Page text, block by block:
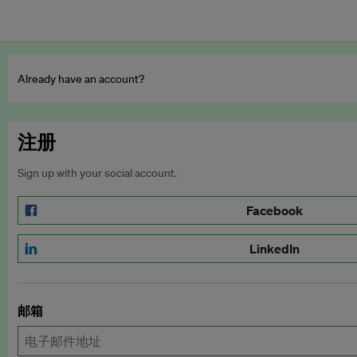
Already have an account?
注册
Sign up with your social account.
Facebook
LinkedIn
邮箱